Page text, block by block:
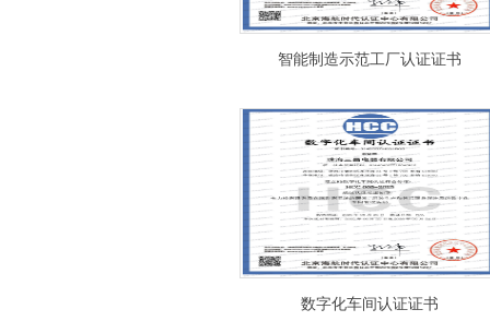
智能制造示范工厂认证证书
数字化车间认证证书